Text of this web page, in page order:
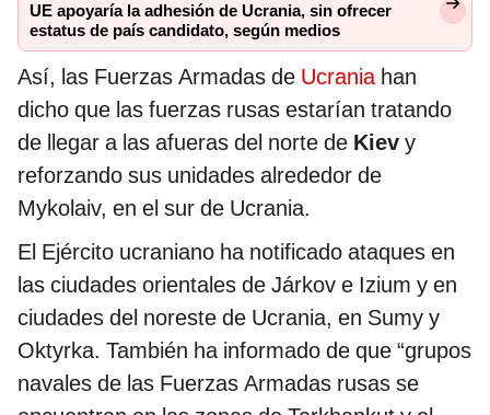
UE apoyaría la adhesión de Ucrania, sin ofrecer
estatus de país candidato, según medios
Así, las Fuerzas Armadas de Ucraniahan
dicho que las fuerzas rusas estarían tratando
de llegar a las afueras del norte de Kiev y
reforzando sus unidades alrededor de
Mykolaiv, en el sur de Ucrania.
El Ejército ucraniano ha notificado ataques en
las ciudades orientales de Járkov e Izium y en
ciudades del noreste de Ucrania, en Sumy y
Oktyrka. También ha informado de que “grupos
navales de las Fuerzas Armadas rusas se